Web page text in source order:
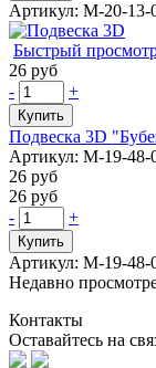
Артикул: М-20-13-
Быстрый
26 руб
-
+
Купить
Подвеска 3D
Артикул: М-19-48-
26 руб
26 руб
-
+
Купить
Артикул: М-19-48-
Недавно
Контакты
Оставайтесь на